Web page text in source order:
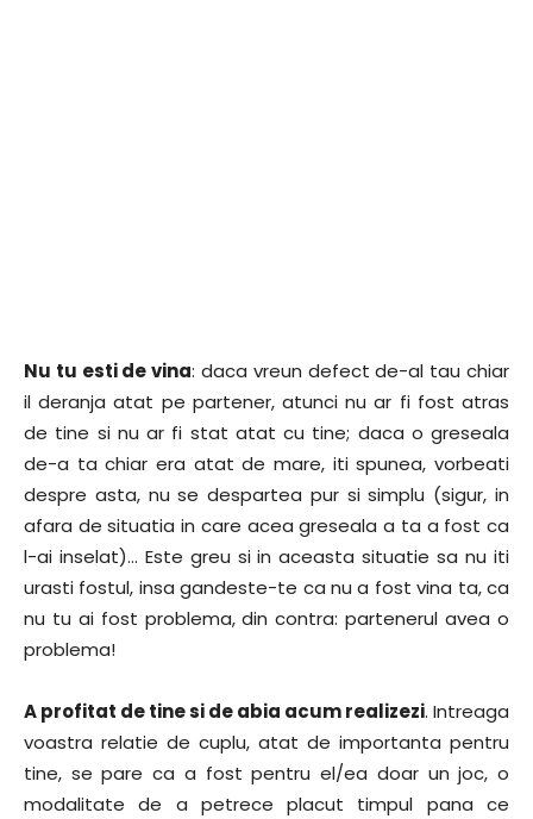
Nu tu esti de vina: daca vreun defect de-al tau chiar
il deranja atat pe partener, atunci nu ar fi fost atras
de tine si nu ar fi stat atat cu tine; daca o greseala
de-a ta chiar era atat de mare, iti spunea, vorbeati
despre asta, nu se despartea pur si simplu (sigur, in
afara de situatia in care acea greseala a ta a fost ca
l-ai inselat)… Este greu si in aceasta situatie sa nu iti
urasti fostul, insa gandeste-te ca nu a fost vina ta, ca
nu tu ai fost problema, din contra: partenerul avea o
problema!
A profitat de tine si de abia acum realizezi. Intreaga
voastra relatie de cuplu, atat de importanta pentru
tine, se pare ca a fost pentru el/ea doar un joc, o
modalitate de a petrece placut timpul pana ce